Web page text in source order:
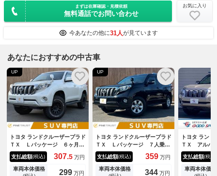
まずは在庫確認・見積依頼
無料通話でお問い合わせ
お気に入り
今あなたの他に31人が見ています
あなたにおすすめの中古車
UP
トヨタ ランドクルーザープラド
ＴＸ Ｌパッケージ ６ヶ月走
行距離無制限保証付 ディーゼ
ルターボ ４ＷＤ サンルー
フ 純正ＳＤナビ フロントカ
支払総額(税込) 307.5 万円
車両本体価格
299 万円
UP
トヨタ ランドクルーザープラド
ＴＸ Ｌパッケージ ７人乗
り ６ヶ月走行距離無制限保証
付 純正ＳＤナビ ＬＥＤヘッ
ドライト 禁煙車 Ｂカメラ
支払総額(税込) 359 万円
車両本体価格
344 万円
トヨタ ラン
ＴＸ アルパ
バックカメラ
ズコントロー
ソナー／レー
支払総額(税込)
車両本体価格